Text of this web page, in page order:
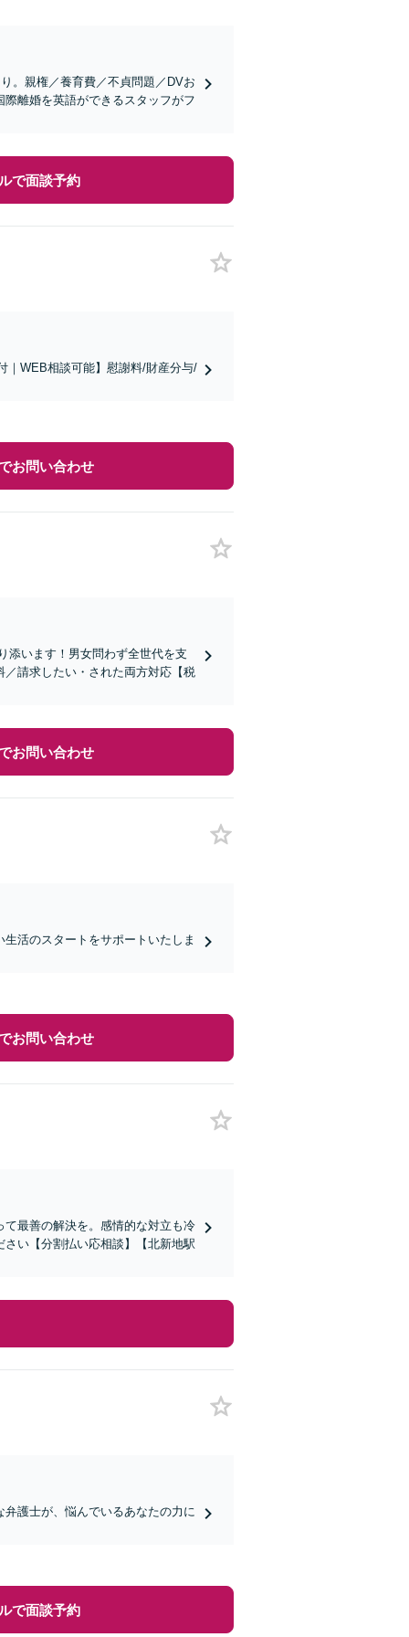
。親権／養育費／不貞問題／DVお
離婚を英語ができるスタッフがフ
で面談予約
｜WEB相談可能】慰謝料/財産分与/
お問い合わせ
添います！男女問わず全世代を支
請求したい・された両方対応【税
お問い合わせ
活のスタートをサポートいたしま
お問い合わせ
最善の解決を。感情的な対立も冷
い【分割払い応相談】【北新地駅
護士が、悩んでいるあなたの力に
で面談予約